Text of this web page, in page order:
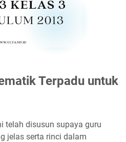
Terpadu untuk
telah disusun supaya guru
jelas serta rinci dalam